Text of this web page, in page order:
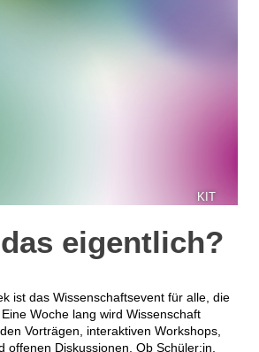
KIT
eigentlich?
ist das Wissenschaftsevent für alle, die
Woche lang wird Wissenschaft
Vorträgen, interaktiven Workshops,
offenen Diskussionen. Ob Schüler:in,